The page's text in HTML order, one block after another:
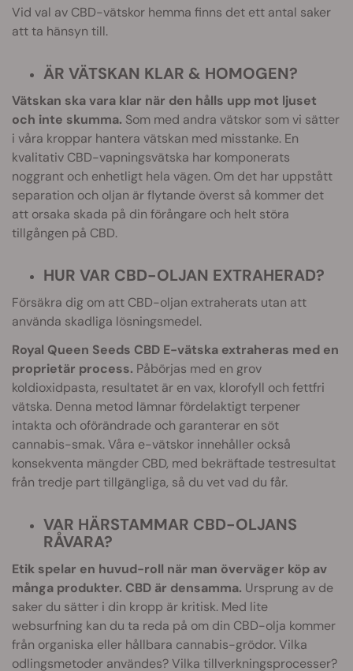
Vid val av CBD-vätskor hemma finns det ett antal saker
att ta hänsyn till.
ÄR VÄTSKAN KLAR & HOMOGEN?
Vätskan ska vara klar när den hålls upp mot ljuset
och inte skumma. Som med andra vätskor som vi sätter
i våra kroppar hantera vätskan med misstanke. En
kvalitativ CBD-vapningsvätska har komponerats
noggrant och enhetligt hela vägen. Om det har uppstått
separation och oljan är flytande överst så kommer det
att orsaka skada på din förångare och helt störa
tillgången på CBD.
HUR VAR CBD-OLJAN EXTRAHERAD?
Försäkra dig om att CBD-oljan extraherats utan att
använda skadliga lösningsmedel.
Royal Queen Seeds CBD E-vätska extraheras med en
proprietär process. Påbörjas med en grov
koldioxidpasta, resultatet är en vax, klorofyll och fettfri
vätska. Denna metod lämnar fördelaktigt terpener
intakta och oförändrade och garanterar en söt
cannabis-smak. Våra e-vätskor innehåller också
konsekventa mängder CBD, med bekräftade testresultat
från tredje part tillgängliga, så du vet vad du får.
VAR HÄRSTAMMAR CBD-OLJANS
RÅVARA?
Etik spelar en huvud-roll när man överväger köp av
många produkter. CBD är densamma. Ursprung av de
saker du sätter i din kropp är kritisk. Med lite
websurfning kan du ta reda på om din CBD-olja kommer
från organiska eller hållbara cannabis-grödor. Vilka
odlingsmetoder användes? Vilka tillverkningsprocesser?